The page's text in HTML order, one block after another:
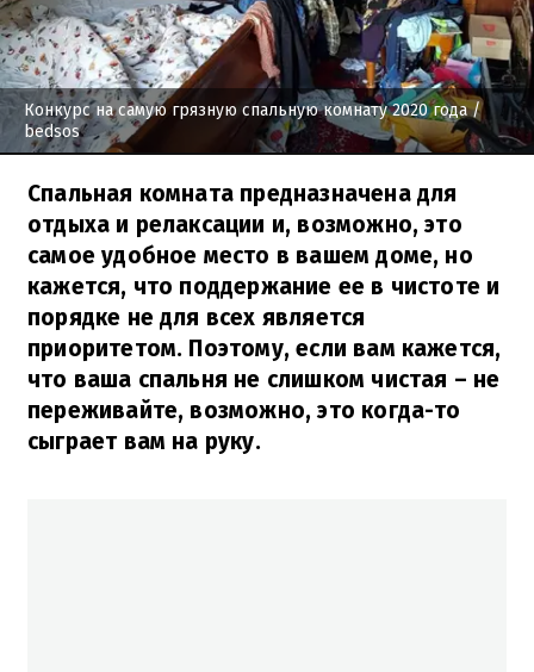
Конкурс на самую грязную спальную комнату 2020 года/
bedsos
Спальная комната предназначена для
отдыха и релаксации и, возможно, это
самое удобное место в вашем доме, но
кажется, что поддержание ее в чистоте и
порядке не для всех является
приоритетом. Поэтому, если вам кажется,
что ваша спальня не слишком чистая – не
переживайте, возможно, это когда-то
сыграет вам на руку.